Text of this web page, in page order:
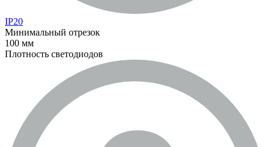
IP20
Минимальный отрезок
100 мм
Плотность светодиодов